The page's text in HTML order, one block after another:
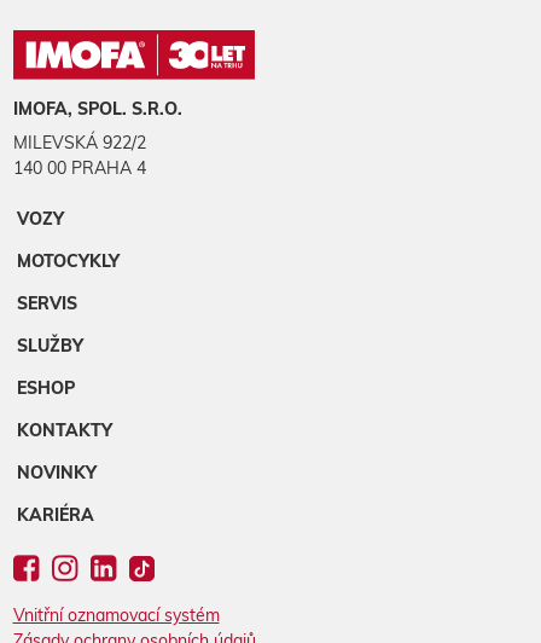
IMOFA, SPOL. S.R.O.
MILEVSKÁ 922/2
140 00 PRAHA 4
VOZY
MOTOCYKLY
SERVIS
SLUŽBY
ESHOP
KONTAKTY
NOVINKY
KARIÉRA
Vnitřní oznamovací systém